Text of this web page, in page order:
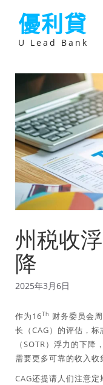
優利貸
U Lead Bank
州税收
降
2025年3月6日
作为16Th 财务委员会
长（CAG）的评估，
（SOTR）浮力的下降
需要更多可靠的收入收
CAG还提请人们注意